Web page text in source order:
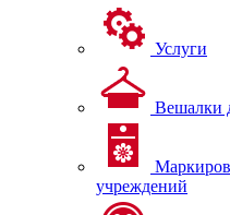
Услуги
Вешалки
учреждений